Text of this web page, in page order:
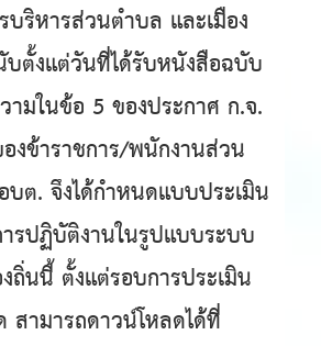
ารส่วนตำบล และเมือง
ตั้งแต่วันที่ได้รับหนังสือฉบับ
มในข้อ 5 ของประกาศ ก.จ.
งข้าราชการ/พนักงานส่วน
ต. จึงได้กำหนดแบบประเมิน
รปฏิบัติงานในรูปแบบระบบ
ถิ่นนี้ ตั้งแต่รอบการประเมิน
ามารถดาวน์โหลดได้ที่